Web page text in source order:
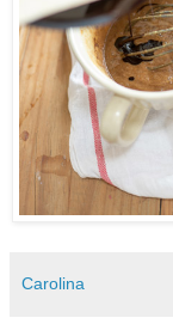
Carolina